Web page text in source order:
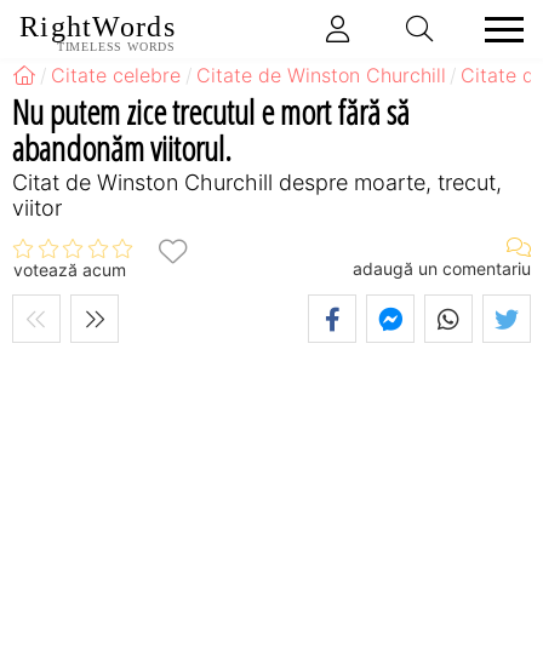
RightWords
TIMELESS WORDS
Citate celebre Citate de Winston Churchill Citate
Nu putem zice trecutul e mort fără să
abandonăm viitorul.
Citat de Winston Churchill despre moarte, trecut,
viitor
votează acum adaugă un comentariu